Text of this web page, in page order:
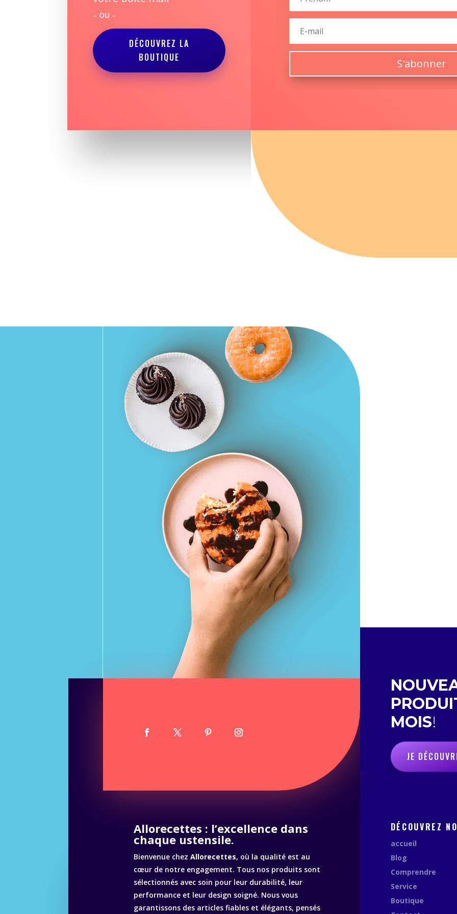
– OU –
DÉCOUVREZ LA
BOUTIQUE
S'abonner
MOIS!
JE
Allorecettes : l’excellence dans
chaque ustensile.
Bienvenue chez Allorecettes, où la qualité est au
cœur de notre engagement. Tous nos produits sont
sélectionnés avec soin pour leur durabilité, leur
performance et leur design soigné. Nous vous
garantissons des articles fiables et élégants, pensés
DÉCOUVREZ
accueil
Blog
Comprendre
Service
Boutique